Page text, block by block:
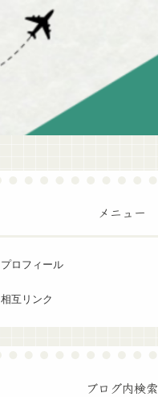
メニュー
プロフィール
相互リンク
ブログ内検索